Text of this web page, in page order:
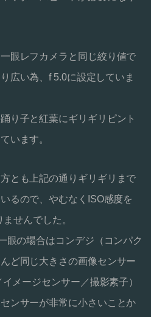
眼レフカメラと同じ絞り値で
広い為、f 5.0に設定していま
り子と紅葉にギリギリピント
います。
とも上記の通りギリギリまで
るので、やむなくISO感度を
せんでした。
眼の場合はコンデジ（コンパク
ど同じ大きさの画像センサー
メージセンサー／撮影素子）
ンサーが非常に小さいことか